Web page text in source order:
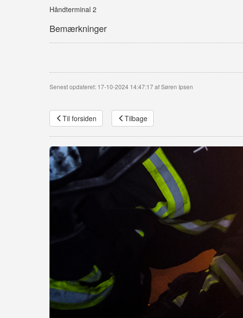
Håndterminal 2
Bemærkninger
Senest opdateret: 17-10-2024 14:47:17 af Søren Ipsen
Til forsiden Tilbage